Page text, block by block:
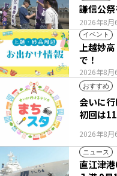
2026年8月
謙信公
イベント
2026年8月
上越妙
で！
おすすめ
2026年8月
会いに
初回は
ニュース
直江津